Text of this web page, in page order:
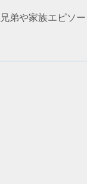
弟や家族エピソー